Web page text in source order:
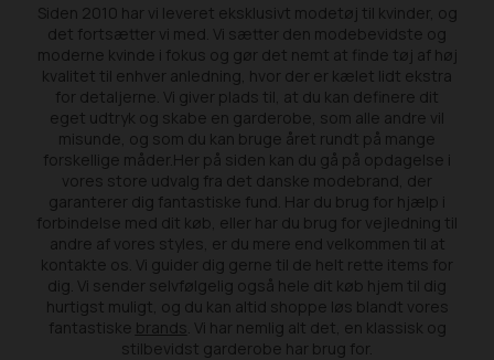
Siden 2010 har vi leveret eksklusivt modetøj til kvinder, og
det fortsætter vi med. Vi sætter den modebevidste og
moderne kvinde i fokus og gør det nemt at finde tøj af høj
kvalitet til enhver anledning, hvor der er kælet lidt ekstra
for detaljerne. Vi giver plads til, at du kan definere dit
eget udtryk og skabe en garderobe, som alle andre vil
misunde, og som du kan bruge året rundt på mange
forskellige måder.Her på siden kan du gå på opdagelse i
vores store udvalg fra det danske modebrand, der
garanterer dig fantastiske fund. Har du brug for hjælp i
forbindelse med dit køb, eller har du brug for vejledning til
andre af vores styles, er du mere end velkommen til at
kontakte os. Vi guider dig gerne til de helt rette items for
dig. Vi sender selvfølgelig også hele dit køb hjem til dig
hurtigst muligt, og du kan altid shoppe løs blandt vores
fantastiske brands . Vi har nemlig alt det, en klassisk og
stilbevidst garderobe har brug for.